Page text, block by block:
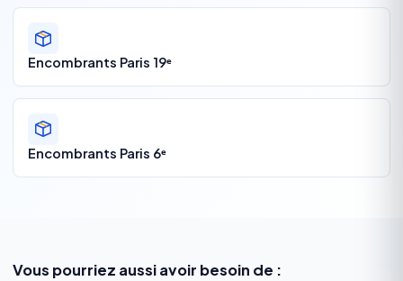
Encombrants Paris 19ᵉ
Encombrants Paris 6ᵉ
Vous pourriez aussi avoir besoin de :